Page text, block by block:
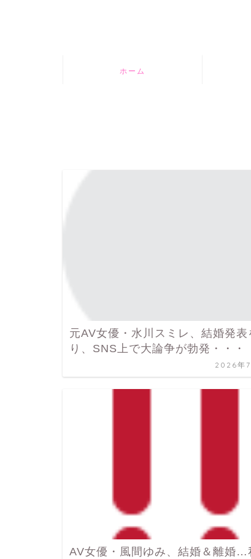
ホーム
元AV女優・水川スミレ、結婚発表
り、SNS上で大論争が勃発・・・
2026年7
AV女優・風間ゆみ、結婚＆離婚…